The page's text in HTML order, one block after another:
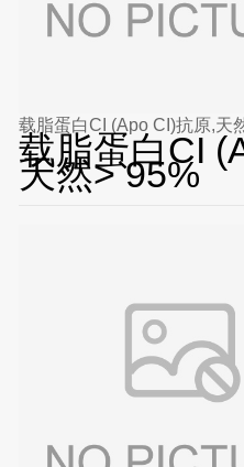
载脂蛋白CI (Apo CI)抗原,天
载脂蛋白CI
天然> 95%